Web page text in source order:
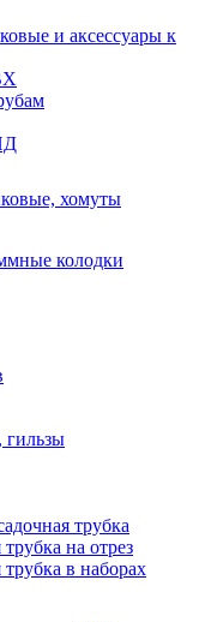
и аксессуары к
хомуты
колодки
гильзы
трубка
на отрез
в наборах